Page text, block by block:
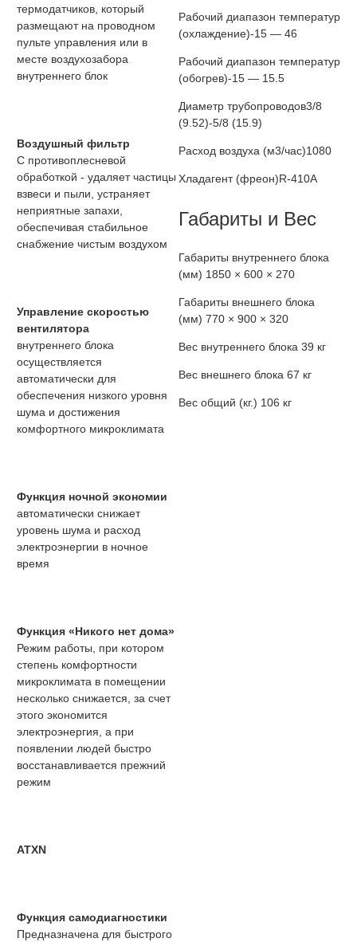
термодатчиков, который
размещают на проводном
пульте управления или в
месте воздухозабора
внутреннего блок
Воздушный фильтр
С противоплесневой
обработкой - удаляет частицы
взвеси и пыли, устраняет
неприятные запахи,
обеспечивая стабильное
снабжение чистым воздухом
Управление скоростью
вентилятора
внутреннего блока
осуществляется
автоматически для
обеспечения низкого уровня
шума и достижения
комфортного микроклимата
Функция ночной экономии
автоматически снижает
уровень шума и расход
электроэнергии в ночное
время
Функция «Никого нет дома»
Режим работы, при котором
степень комфортности
микроклимата в помещении
несколько снижается, за счет
этого экономится
электроэнергия, а при
появлении людей быстро
восстанавливается прежний
режим
ATXN
Функция самодиагностики
Предназначена для быстрого
Рабочий диапазон температур
(охлаждение)-15 — 46
Рабочий диапазон температур
(обогрев)-15 — 15.5
Диаметр трубопроводов3/8
(9.52)-5/8 (15.9)
Расход воздуха (м3/час)1080
Хладагент (фреон)R-410A
Габариты и Вес
Габариты внутреннего блока
(мм) 1850 × 600 × 270
Габариты внешнего блока
(мм) 770 × 900 × 320
Вес внутреннего блока 39 кг
Вес внешнего блока 67 кг
Вес общий (кг.) 106 кг